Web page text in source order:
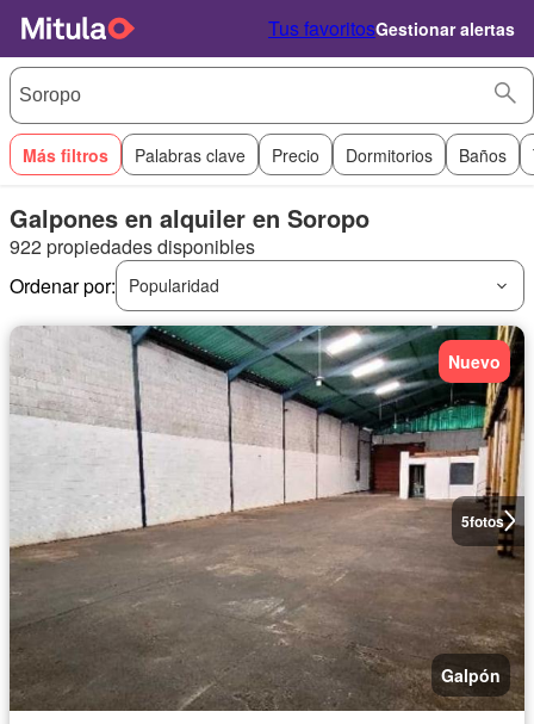
Tus favoritosGestionar alertas
Más filtros Palabras clave Precio Dormitorios Baños
Galpones en alquiler en Soropo
922 propiedades disponibles
Ordenar por:
Popularidad
5fotos
Nuevo
Galpón